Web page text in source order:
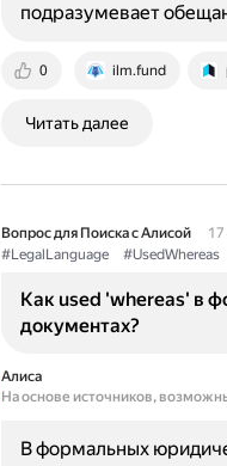
0 ilm.fund
подразумевает
Читать далее
Вопрос для Поиска с Алисой
17
#LegalLanguage
#UsedWhereas
Как used 'whereas' в
документах?
Алиса
На основе источников,
В формальных